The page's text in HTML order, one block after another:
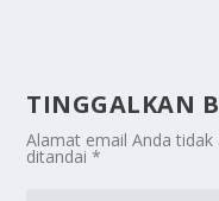
TINGGALKAN
Alamat email Anda tidak
ditandai*